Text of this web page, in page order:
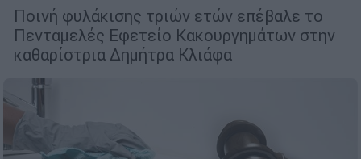
Ποινή φυλάκισης τριών ετών επέβαλε το
Πενταμελές Εφετείο Κακουργημάτων στην
καθαρίστρια Δημήτρα Κλιάφα